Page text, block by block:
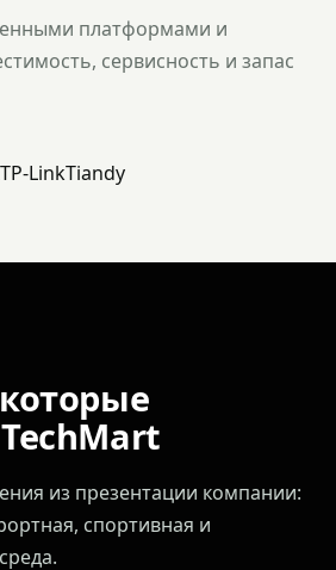
платформами и
сервисность и запас
TP-LinkTiandy
из презентации компании:
спортивная и